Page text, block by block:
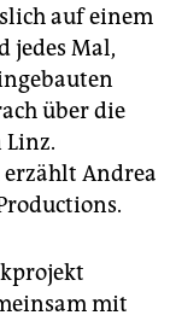
auf einem
jedes Mal,
über die
Linz.
erzählt Andrea
mit